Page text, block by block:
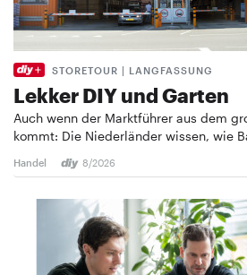
STORETOUR | LANGFASSUNG
Lekker DIY und Garten
Auch wenn der Marktführer aus dem
kommt: Die Niederländer wissen, wie
Handel 8/2026